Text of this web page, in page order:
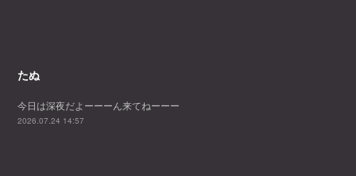
たぬ
今日は深夜だよーーーん来てねーーー
2026.07.24 14:57